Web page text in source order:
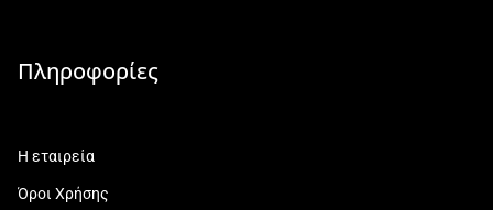
Πληροφορίες
Η εταιρεία
Όροι Χρήσης